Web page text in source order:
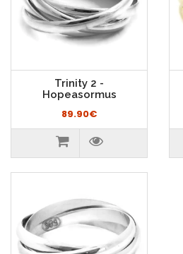
Trinity 2 -
Hopeasormus
89.90€